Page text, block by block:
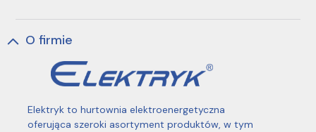
O firmie
Elektryk to hurtownia elektroenergetyczna
oferująca szeroki asortyment produktów, w tym